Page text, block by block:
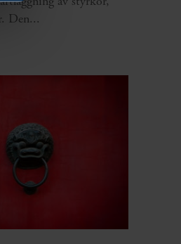
Den...